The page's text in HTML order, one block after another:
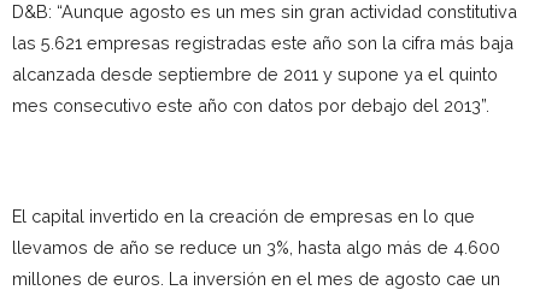
D&B: “Aunque agosto es un mes sin gran actividad constitutiva
las 5.621 empresas registradas este año son la cifra más baja
alcanzada desde septiembre de 2011 y supone ya el quinto
mes consecutivo este año con datos por debajo del 2013”.
El capital invertido en la creación de empresas en lo que
llevamos de año se reduce un 3%, hasta algo más de 4.600
millones de euros. La inversión en el mes de agosto cae un